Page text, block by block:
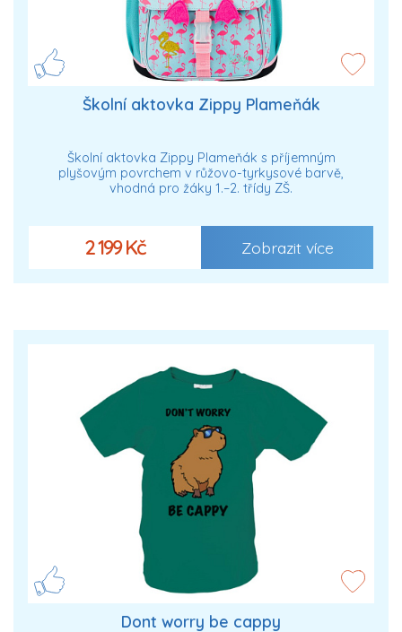
Školní aktovka Zippy Plameňák
Školní aktovka Zippy Plameňák s příjemným
plyšovým povrchem v růžovo-tyrkysové barvě,
vhodná pro žáky 1.–2. třídy ZŠ.
2 199 Kč Zobrazit více
Dont worry be cappy